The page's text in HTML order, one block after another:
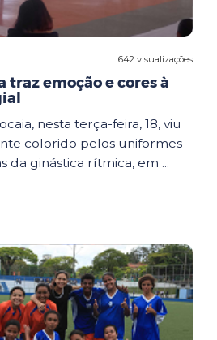
642 visualizações
emoção e cores à
nesta terça-feira, 18, viu
colorido pelos uniformes
da ginástica rítmica, em ...